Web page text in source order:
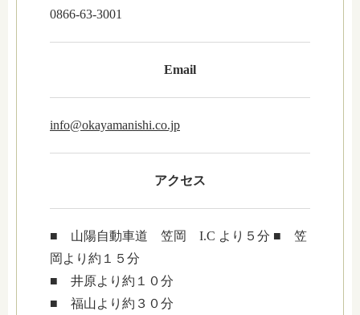
0866-63-3001
Email
info@okayamanishi.co.jp
アクセス
■ 山陽自動車道 笠岡 I.C より５分 ■ 笠
岡より約１５分
■ 井原より約１０分
■ 福山より約３０分